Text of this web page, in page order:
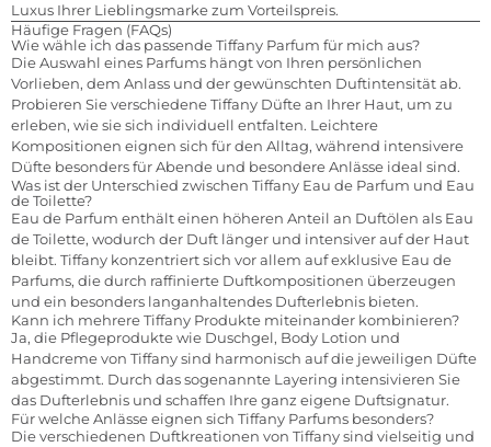
Luxus Ihrer Lieblingsmarke zum Vorteilspreis.
Häufige Fragen (FAQs)
Wie wähle ich das passende Tiffany Parfum für mich aus?
Die Auswahl eines Parfums hängt von Ihren persönlichen
Vorlieben, dem Anlass und der gewünschten Duftintensität ab.
Probieren Sie verschiedene Tiffany Düfte an Ihrer Haut, um zu
erleben, wie sie sich individuell entfalten. Leichtere
Kompositionen eignen sich für den Alltag, während intensivere
Düfte besonders für Abende und besondere Anlässe ideal sind.
Was ist der Unterschied zwischen Tiffany Eau de Parfum und Eau
de Toilette?
Eau de Parfum enthält einen höheren Anteil an Duftölen als Eau
de Toilette, wodurch der Duft länger und intensiver auf der Haut
bleibt. Tiffany konzentriert sich vor allem auf exklusive Eau de
Parfums, die durch raffinierte Duftkompositionen überzeugen
und ein besonders langanhaltendes Dufterlebnis bieten.
Kann ich mehrere Tiffany Produkte miteinander kombinieren?
Ja, die Pflegeprodukte wie Duschgel, Body Lotion und
Handcreme von Tiffany sind harmonisch auf die jeweiligen Düfte
abgestimmt. Durch das sogenannte Layering intensivieren Sie
das Dufterlebnis und schaffen Ihre ganz eigene Duftsignatur.
Für welche Anlässe eignen sich Tiffany Parfums besonders?
Die verschiedenen Duftkreationen von Tiffany sind vielseitig und